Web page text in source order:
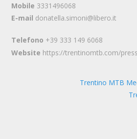
Mobile 3331496068
E-mail donatella.simoni@libero.it
Telefono +39 333 149 6068
Website https://trentinomtb.com/
Trentino MTB